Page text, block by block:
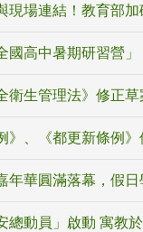
現場連結！教育部
國高中暑期研習營
衛生管理法》修正草
》、《都更新條例
年華圓滿落幕，假日
總動員」啟動 寓教